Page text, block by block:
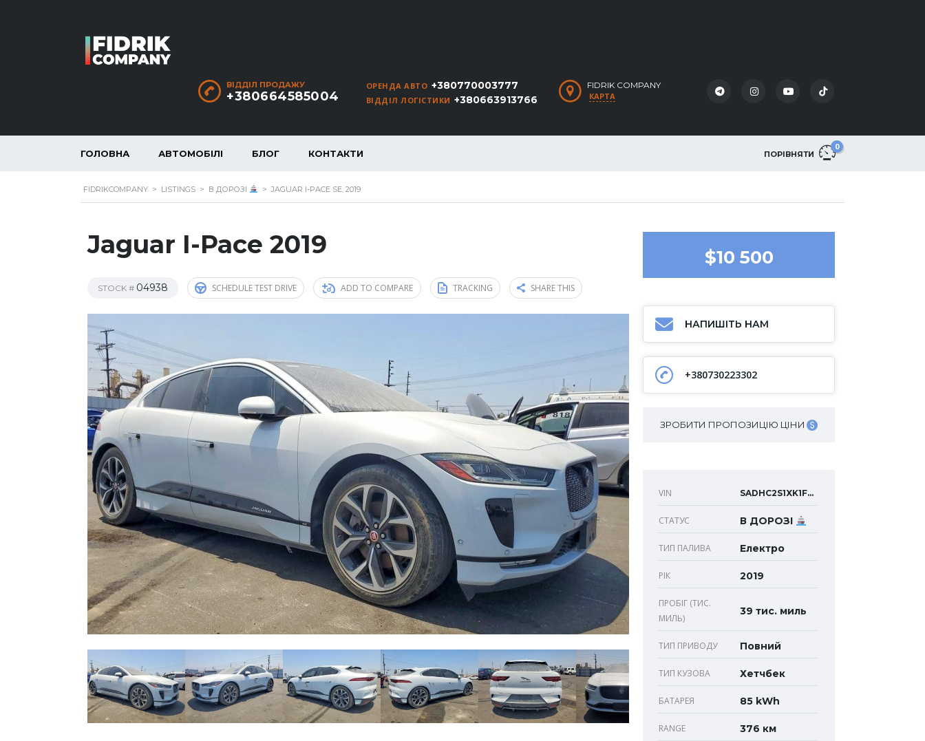
FIDRIK COMPANY
КАРТА
ОРЕНДА АВТО +380770003777
ВІДДІЛ ЛОГІСТИКИ +380663913766
ВІДДІЛ ПРОДАЖУ
+380664585004
ПОРІВНЯТИ
0
ГОЛОВНА АВТОМОБІЛІ БЛОГ КОНТАКТИ
FIDRIKCOMPANY > LISTINGS > В ДОРОЗІ > JAGUAR I-PACE SE, 2019
Jaguar I-Pace 2019
STOCK # 04938 SCHEDULE TEST DRIVE ADD TO COMPARE TRACKING SHARE THIS
$10 500
НАПИШІТЬ НАМ
+380730223302
ЗРОБИТИ ПРОПОЗИЦІЮ ЦІНИ
VIN SADHC2S1XK1F75769
СТАТУС В ДОРОЗІ
ТИП ПАЛИВА Електро
РІК 2019
ПРОБІГ (ТИС.
МИЛЬ)
39 тис. миль
ТИП ПРИВОДУ Повний
ТИП КУЗОВА Хетчбек
БАТАРЕЯ 85 kWh
RANGE 376 км